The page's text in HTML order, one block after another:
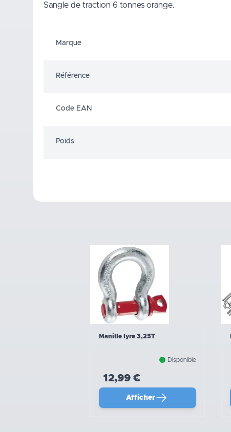
Sangle de traction 6 tonnes orange.
Marque
Référence
Code EAN
Poids
Manille lyre 3,25T
Disponible
12,99 €
Afficher